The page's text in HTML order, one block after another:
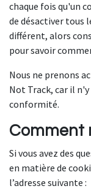
chaque fois qu'un
de désactiver tous
différent, alors
pour savoir
Nous ne prenons
Not Track, car il
conformité.
Comment
Si vous avez des
en matière de
l’adresse suivante :